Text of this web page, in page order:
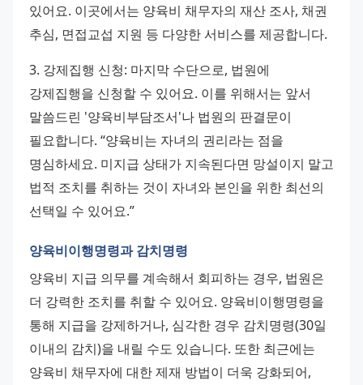
있어요. 이곳에서는 양육비 채무자의 재산 조사, 채권
추심, 면접교섭 지원 등 다양한 서비스를 제공합니다.
3. 강제집행 신청: 마지막 수단으로, 법원에
강제집행을 신청할 수 있어요. 이를 위해서는 앞서
말씀드린 '양육비부담조서'나 법원의 판결문이
필요합니다. “양육비는 자녀의 권리라는 점을
명심하세요. 미지급 상태가 지속된다면 망설이지 말고
법적 조치를 취하는 것이 자녀와 본인을 위한 최선의
선택일 수 있어요.”
양육비이행명령과 감치명령
양육비 지급 의무를 계속해서 회피하는 경우, 법원은
더 강력한 조치를 취할 수 있어요. 양육비이행명령을
통해 지급을 강제하거나, 심각한 경우 감치명령(30일
이내의 감치)을 내릴 수도 있습니다. 또한 최근에는
양육비 채무자에 대한 제재 방법이 더욱 강화되어,